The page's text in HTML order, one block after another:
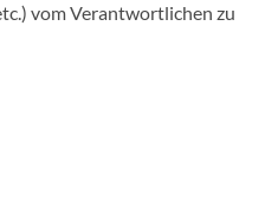
vom Verantwortlichen zu